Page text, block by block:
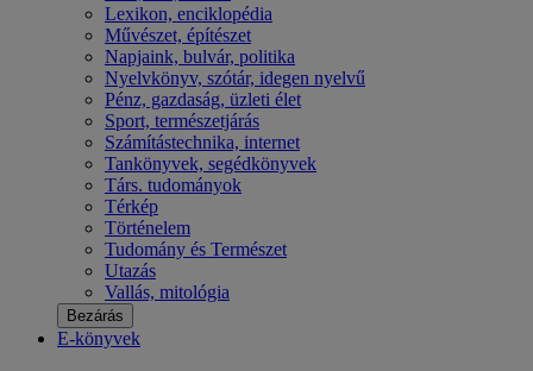
Lexikon, enciklopédia
Művészet, építészet
Napjaink, bulvár, politika
Nyelvkönyv, szótár, idegen nyelvű
Pénz, gazdaság, üzleti élet
Sport, természetjárás
Számítástechnika, internet
Tankönyvek, segédkönyvek
Társ. tudományok
Térkép
Történelem
Tudomány és Természet
Utazás
Vallás, mitológia
Bezárás
E-könyvek